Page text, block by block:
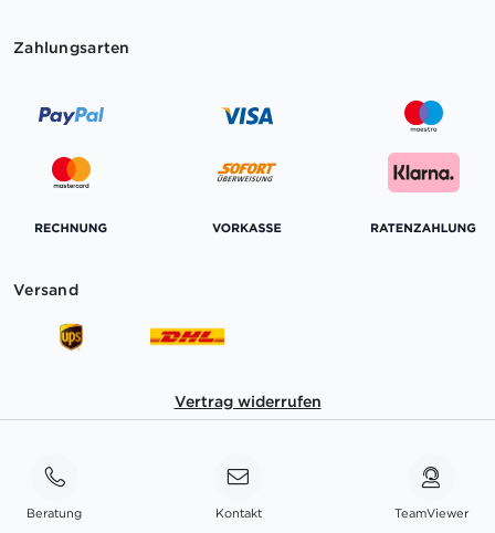
Zahlungsarten
Versand
Vertrag widerrufen
Beratung Kontakt TeamViewer